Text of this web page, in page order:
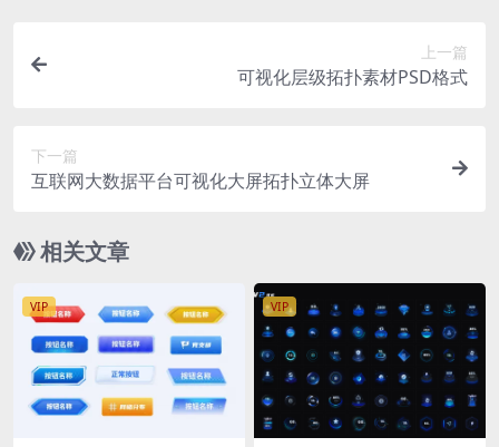
上一篇
可视化层级拓扑素材PSD格式
下一篇
互联网大数据平台可视化大屏拓扑立体大屏
相关文章
VIP VIP